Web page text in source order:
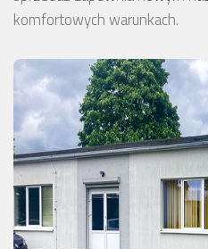
komfortowych warunkach.